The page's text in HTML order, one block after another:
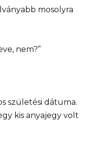
mosolyra
nem?”
születési dátuma.
kis anyajegy volt